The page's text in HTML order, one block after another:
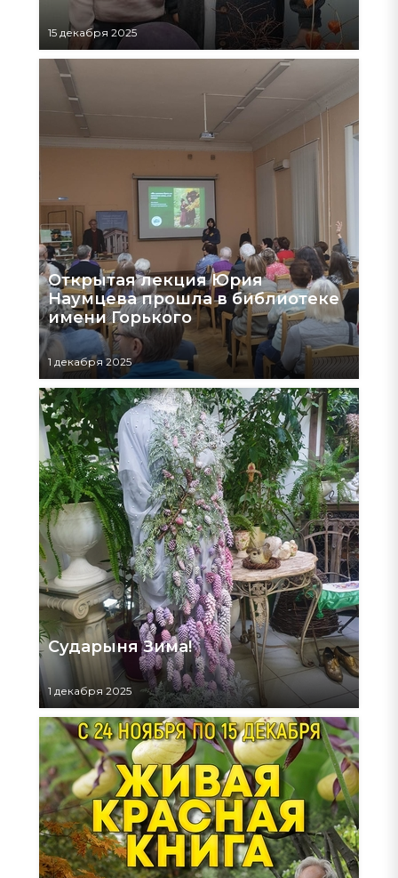
15 декабря 2025
Открытая лекция Юрия
Наумцева прошла в библиотеке
имени Горького
1 декабря 2025
Сударыня Зима!
1 декабря 2025